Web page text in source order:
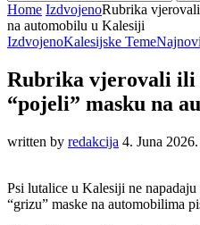
Home IzdvojenoRubrika
na automobilu u Kalesiji
IzdvojenoKalesijske Teme
Rubrika vjerovali ili
“pojeli” masku na
written by redakcija 4. Juna 2026.
Psi lutalice u Kalesiji ne napadaju
“grizu” maske na automobilima